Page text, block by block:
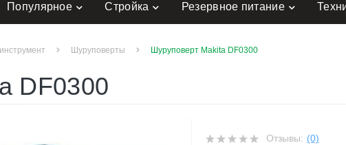
Популярное Стройка Резервное питание
Шуруповерты Шуруповерт Makita DF0300
DF0300
Отзывы: (0)